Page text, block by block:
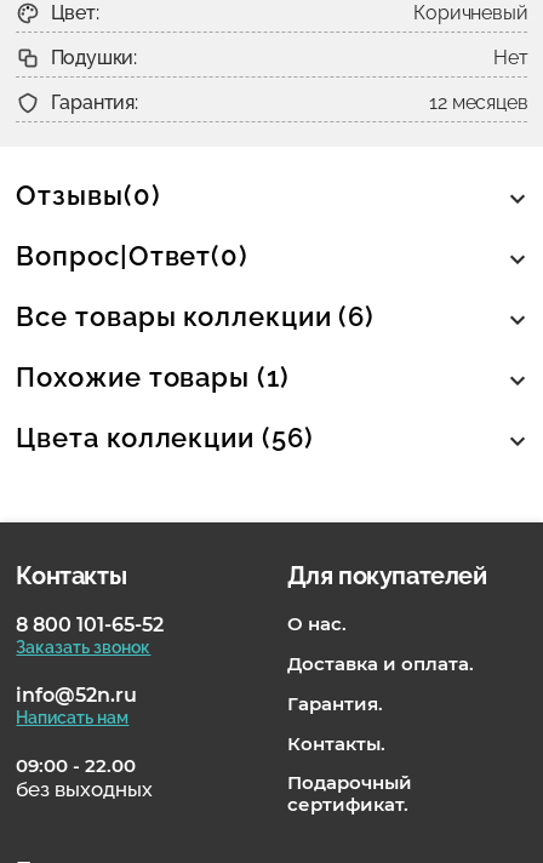
Цвет:
Коричневый
Подушки:
Нет
Гарантия:
12 месяцев
Отзывы(0)
Вопрос|Ответ(0)
Все товары коллекции (6)
Похожие товары (1)
Цвета коллекции (56)
Контакты
8 800 101-65-52
Заказать звонок
info@52n.ru
Написать нам
09:00 - 22.00
без выходных
Для покупателей
О нас.
Доставка и оплата.
Гарантия.
Контакты.
Подарочный
сертификат.